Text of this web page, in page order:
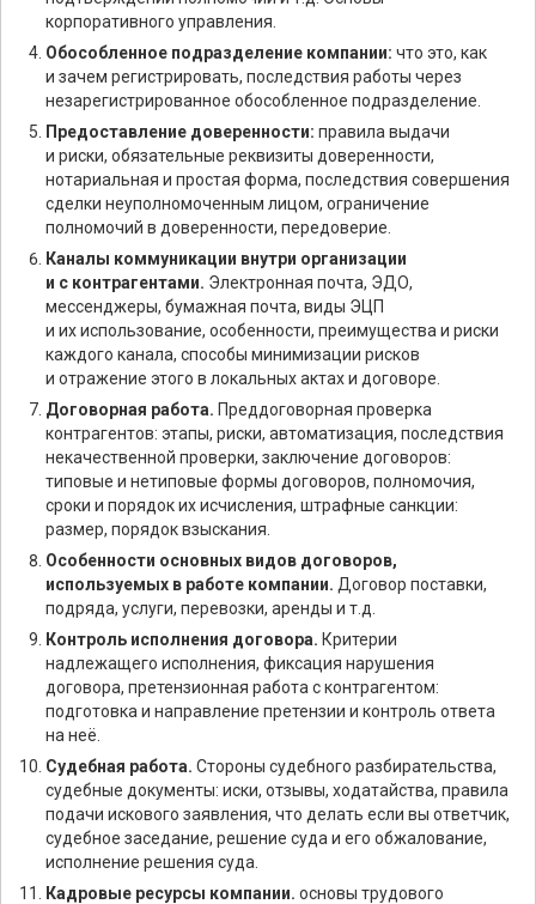
корпоративного управления.
Обособленное подразделение компании: что это, как
и зачем регистрировать, последствия работы через
незарегистрированное обособленное подразделение.
Предоставление доверенности: правила выдачи
и риски, обязательные реквизиты доверенности,
нотариальная и простая форма, последствия совершения
сделки неуполномоченным лицом, ограничение
полномочий в доверенности, передоверие.
Каналы коммуникации внутри организации
и с контрагентами. Электронная почта, ЭДО,
мессенджеры, бумажная почта, виды ЭЦП
и их использование, особенности, преимущества и риски
каждого канала, способы минимизации рисков
и отражение этого в локальных актах и договоре.
Договорная работа. Преддоговорная проверка
контрагентов: этапы, риски, автоматизация, последствия
некачественной проверки, заключение договоров:
типовые и нетиповые формы договоров, полномочия,
сроки и порядок их исчисления, штрафные санкции:
размер, порядок взыскания.
Особенности основных видов договоров,
используемых в работе компании. Договор поставки,
подряда, услуги, перевозки, аренды и т.д.
Контроль исполнения договора. Критерии
надлежащего исполнения, фиксация нарушения
договора, претензионная работа с контрагентом:
подготовка и направление претензии и контроль ответа
на неё.
Судебная работа. Стороны судебного разбирательства,
судебные документы: иски, отзывы, ходатайства, правила
подачи искового заявления, что делать если вы ответчик,
судебное заседание, решение суда и его обжалование,
исполнение решения суда.
Кадровые ресурсы компании. основы трудового